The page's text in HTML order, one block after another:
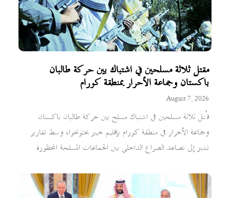
مقتل ثلاثة مسلحين في اشتباك بين حركة طالبان
باكستان وجماعة الأحرار بمنطقة كورام
August 7, 2026
قُتل ثلاثة مسلحين في اشتباك مسلح بين حركة طالبان باكستان
وجماعة الأحرار في منطقة كورام بإقليم خيبر بختونخوا، وسط تقارير
تشير إلى تصاعد الصراع الداخلي بين الجماعات المسلحة المحظورة